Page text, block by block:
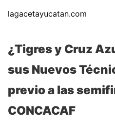
lagacetayucatan.com
¿Tigres y Cruz
sus Nuevos
previo a las
CONCACAF